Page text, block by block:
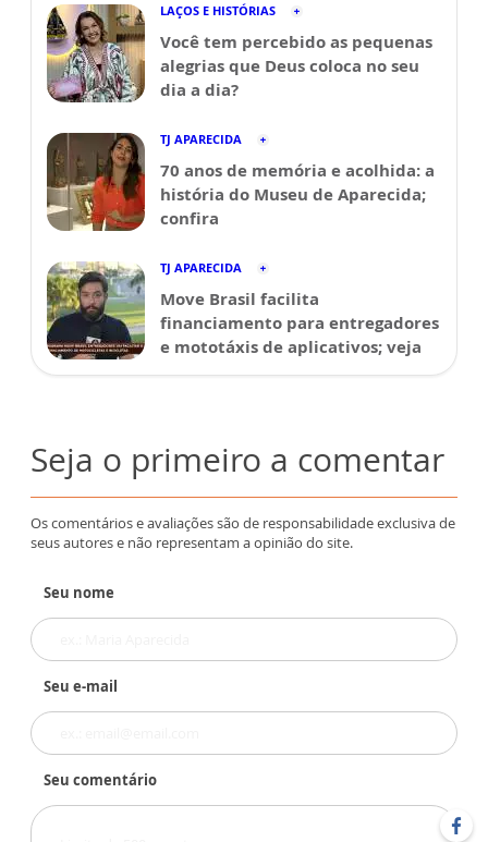
LAÇOS E HISTÓRIAS
Você tem percebido as pequenas
alegrias que Deus coloca no seu
dia a dia?
TJ APARECIDA
70 anos de memória e acolhida: a
história do Museu de Aparecida;
confira
TJ APARECIDA
Move Brasil facilita
financiamento para entregadores
e mototáxis de aplicativos; veja
Seja o primeiro a comentar
Os comentários e avaliações são de responsabilidade exclusiva de
seus autores e não representam a opinião do site.
Seu nome
Seu e-mail
Seu comentário